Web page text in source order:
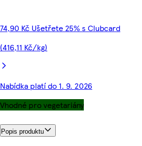
74,90 Kč Ušetřete 25% s Clubcard
(416,11 Kč/kg)
Nabídka platí do 1. 9. 2026
Vhodné pro vegetariány
Popis produktu